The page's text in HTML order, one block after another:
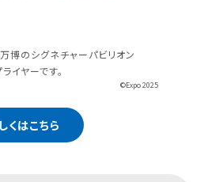
博のシグネチャーパビリオン
イヤーです。
©Expo 2025
くはこちら